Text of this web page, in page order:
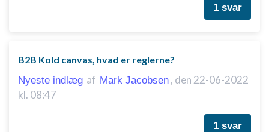
1 svar
B2B Kold canvas, hvad er reglerne?
Nyeste indlæg af Mark Jacobsen , den 22-06-2022
kl. 08:47
1 svar